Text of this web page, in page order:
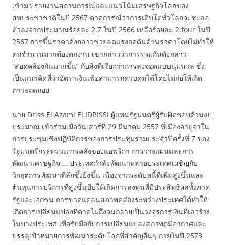
เข้ามา รายงานสถานการณ์และแนวโน้มเศรษฐกิจโลกของ
สหประชาชาติในปี 2567 คาดการณ์ว่าการเติบโตทั่วโลกจะชะลอ
ตัวลงจากประมาณร้อยละ 2.7 ในปี 2566 เหลือร้อยละ 2.four ในปี
2567 การขึ้นราคาดังกล่าวช่วยลดแรงกดดันด้านราคาโดยไม่ทำให้
คนจำนวนมากต้องตกงาน เขากล่าวว่าการรวมกันดังกล่าว
“สอดคล้องกันมากขึ้น” กับสิ่งที่เรียกว่าการลงจอดแบบนุ่มนวล ซึ่ง
เป็นแนวคิดที่ว่าอัตราเงินเฟ้อสามารถควบคุมได้โดยไม่ก่อให้เกิด
ภาวะถดถอย
นาย Driss El Azami El IDRISSI ผู้แทนรัฐมนตรีผู้รับผิดชอบด้านงบ
ประมาณ เข้าร่วมเมื่อวันเสาร์ที่ 29 มีนาคม 2557 ที่เมืองอาบูจาใน
การประชุมเชิงปฏิบัติการของการประชุมร่วมประจำปีครั้งที่ 7 ของ
รัฐมนตรีกระทรวงการคลังของแอฟริกา การวางแผนและการ
พัฒนาเศรษฐกิจ … ประเทศกำลังพัฒนาหลายประเทศเผชิญกับ
วิกฤตการพัฒนาที่ลึกซึ้งยิ่งขึ้น เนื่องจากระดับหนี้ที่เพิ่มสูงขึ้นและ
ต้นทุนการบริการที่สูงขึ้นบีบให้เกิดการลงทุนที่มีประสิทธิผลทั้งภาค
รัฐและเอกชน การขาดแคลนสภาพคล่องระหว่างประเทศได้ทำให้
เกิดการเปลี่ยนแปลงที่คาดไม่ถึงจนกลายเป็นวงจรการเงินที่เลวร้าย
ในบางประเทศ เพื่อรับมือกับการเปลี่ยนแปลงสภาพภูมิอากาศและ
บรรลุเป้าหมายการพัฒนาระดับโลกที่สำคัญอื่นๆ ภายในปี 2573